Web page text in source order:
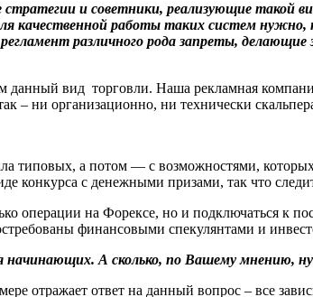
и советники, реализующие такой
качественной работы таких систем нужно,
различного рода запреты,
вид торговли. Наша рекламная
ни организационно, ни технически
а потом — с возможностями, которых
конкурса с денежными призами, так что
операции на Форексе, но и подключаться к
финансовыми спекулянтами и
начинающих. А сколько, по Вашему мнению,
отражает ответ на данный вопрос – все